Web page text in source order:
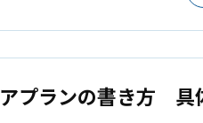
ランの書き方 具